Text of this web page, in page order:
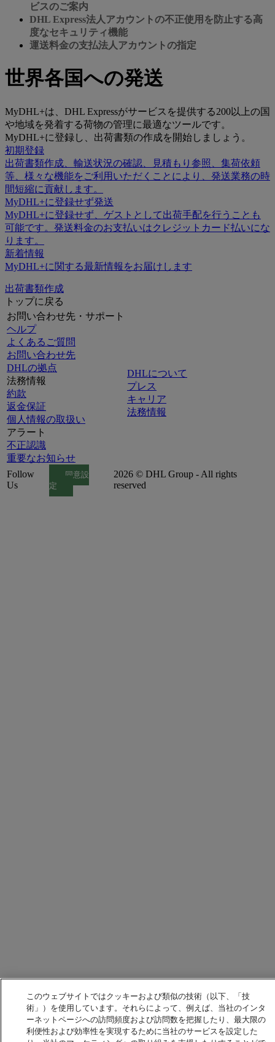
ビスのご案内
DHL Express法人アカウントの不正使用を防止する高
度なセキュリティ機能
運送料金の支払法人アカウントの指定
世界各国への発送
MyDHL+は、DHL Expressがサービスを提供する200以上の国
や地域を発着する荷物の管理に最適なツールです。
MyDHL+に登録し、出荷書類の作成を開始しましょう。
初期登録
出荷書類作成、輸送状況の確認、見積もり参照、集荷依頼
等、様々な機能をご利用いただくことにより、発送業務の時
間短縮に貢献します。
MyDHL+に登録せず発送
MyDHL+に登録せず、ゲストとして出荷手配を行うことも
可能です。発送料金のお支払いはクレジットカード払いにな
ります。
新着情報
MyDHL+に関する最新情報をお届けします
出荷書類作成
トップに戻る
お問い合わせ先・サポート
ヘルプ
よくあるご質問
お問い合わせ先
DHLの拠点
法務情報
約款
返金保証
個人情報の取扱い
アラート
不正認識
重要なお知らせ
DHLについて
プレス
キャリア
法務情報
Follow
Us
同意設
定
2026 © DHL Group - All rights
reserved
このウェブサイトではクッキーおよび類似の技術（以下、「技
術」）を使用しています。それらによって、例えば、当社のインタ
ーネットページへの訪問頻度および訪問数を把握したり、最大限の
利便性および効率性を実現するために当社のサービスを設定した